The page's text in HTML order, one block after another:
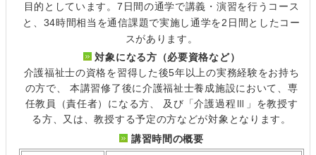
目的としています。7日間の通学で講義・演習を行うコース
と、34時間相当を通信課題で実施し通学を2日間としたコー
スがあります。
対象になる方（必要資格など）
介護福祉士の資格を習得した後5年以上の実務経験をお持ち
の方で、 本講習修了後に介護福祉士養成施設において、専
任教員（責任者）になる方、 及び「介護過程Ⅲ」を教授す
る方、又は、教授する予定の方などが対象となります。
講習時間の概要